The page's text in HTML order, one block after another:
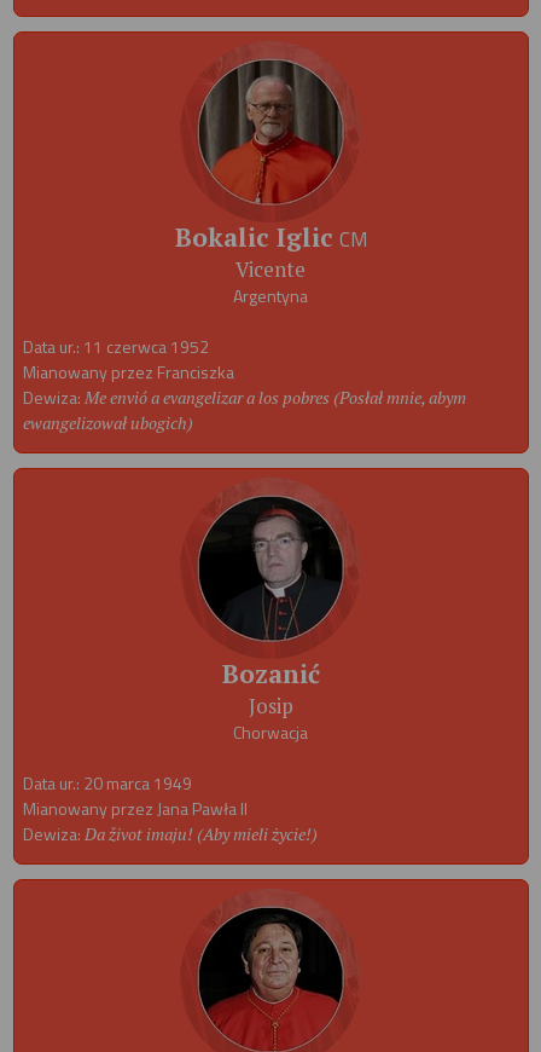
Bokalic Iglic CM
Vicente
Argentyna
Data ur.: 11 czerwca 1952
Mianowany przez Franciszka
Dewiza: Me envió a evangelizar a los pobres (Posłał mnie, abym
ewangelizował ubogich)
Bozanić
Josip
Chorwacja
Data ur.: 20 marca 1949
Mianowany przez Jana Pawła II
Dewiza: Da život imaju! (Aby mieli życie!)